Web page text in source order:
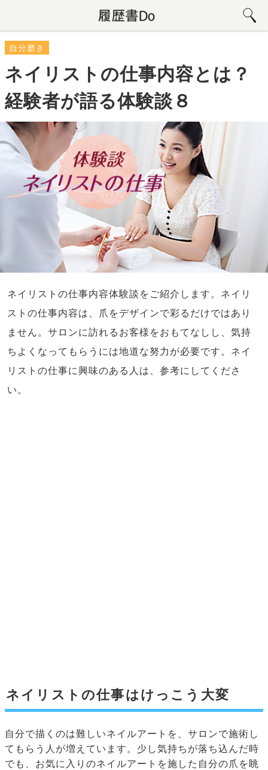
自分磨き
ネイリストの仕事内容とは？
経験者が語る体験談８
ネイリストの仕事内容体験談をご紹介します。ネイリ
ストの仕事内容は、爪をデザインで彩るだけではあり
ません。サロンに訪れるお客様をおもてなしし、気持
ちよくなってもらうには地道な努力が必要です。ネイ
リストの仕事に興味のある人は、参考にしてくださ
い。
ネイリストの仕事はけっこう大変
自分で描くのは難しいネイルアートを、サロンで施術し
てもらう人が増えています。少し気持ちが落ち込んだ時
でも、お気に入りのネイルアートを施した自分の爪を眺